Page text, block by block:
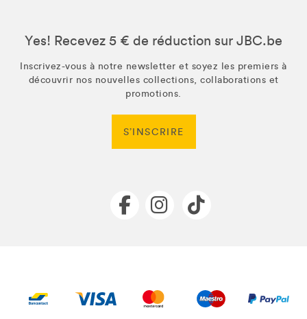
Yes! Recevez 5 € de réduction sur JBC.be
Inscrivez-vous à notre newsletter et soyez les premiers à
découvrir nos nouvelles collections, collaborations et
promotions.
S’INSCRIRE